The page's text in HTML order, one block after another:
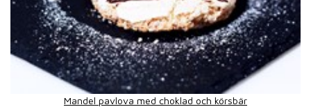
Mandel pavlova med choklad och körsbär